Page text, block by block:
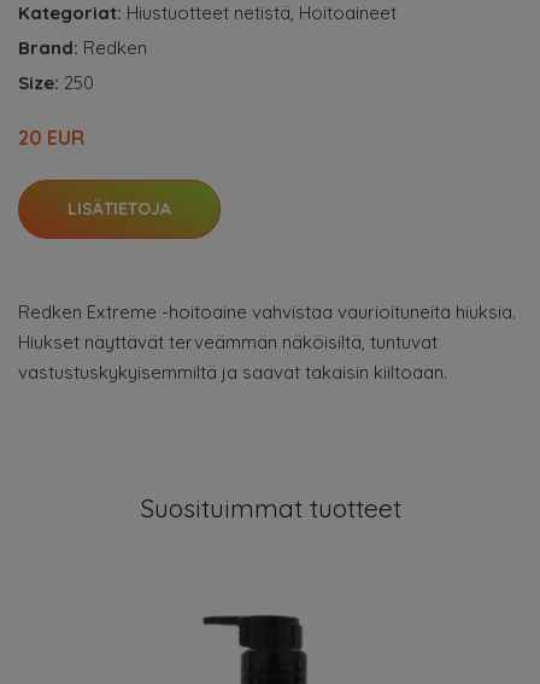
Kategoriat: Hiustuotteet netistä, Hoitoaineet
Brand: Redken
Size: 250
20 EUR
LISÄTIETOJA
Redken Extreme -hoitoaine vahvistaa vaurioituneita hiuksia.
Hiukset näyttävät terveämmän näköisiltä, tuntuvat
vastustuskykyisemmiltä ja saavat takaisin kiiltoaan.
Suosituimmat tuotteet